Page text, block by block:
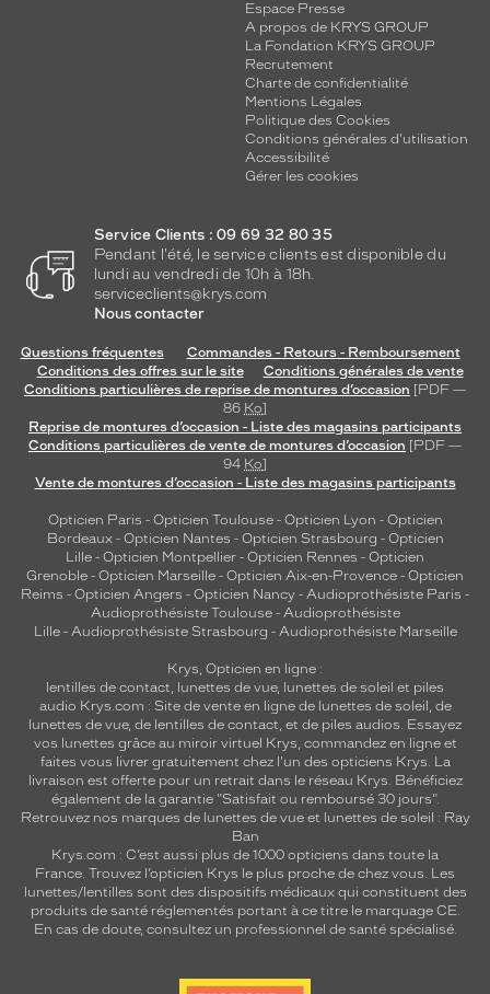
Espace Presse
A propos de KRYS GROUP
La Fondation KRYS GROUP
Recrutement
Charte de confidentialité
Mentions Légales
Politique des Cookies
Conditions générales d'utilisation
Accessibilité
Gérer les cookies
Service Clients : 09 69 32 80 35
Pendant l'été, le service clients est disponible du
lundi au vendredi de 10h à 18h.
serviceclients@krys.com
Nous contacter
Questions fréquentes
Commandes - Retours - Remboursement
Conditions des offres sur le site
Conditions générales de vente
Conditions particulières de reprise de montures d’occasion [PDF —
86 Ko]
Reprise de montures d’occasion - Liste des magasins participants
Conditions particulières de vente de montures d’occasion [PDF —
94 Ko]
Vente de montures d’occasion - Liste des magasins participants
Opticien Paris - Opticien Toulouse- Opticien Lyon - Opticien
Bordeaux- Opticien Nantes - Opticien Strasbourg - Opticien
Lille - Opticien Montpellier - Opticien Rennes - Opticien
Grenoble - Opticien Marseille - Opticien Aix-en-Provence - Opticien
Reims - Opticien Angers - Opticien Nancy - Audioprothésiste Paris -
Audioprothésiste Toulouse- Audioprothésiste
Lille- Audioprothésiste Strasbourg - Audioprothésiste Marseille
Krys, Opticien en ligne :
lentilles de contact, lunettes de vue, lunettes de soleil et piles
audio Krys.com : Site de vente en ligne de lunettes de soleil, de
lunettes de vue, de lentilles de contact, et de piles audios. Essayez
vos lunettes grâce au miroir virtuel Krys, commandez en ligne et
faites vous livrer gratuitement chez l'un des opticiens Krys. La
livraison est offerte pour un retrait dans le réseau Krys. Bénéficiez
également de la garantie "Satisfait ou remboursé 30 jours".
Retrouvez nos marques de lunettes de vue et lunettes de soleil : Ray
Ban
Krys.com : C’est aussi plus de 1000 opticiens dans toute la
France. Trouvez l’opticien Krys le plus proche de chez vous. Les
lunettes/lentilles sont des dispositifs médicaux qui constituent des
produits de santé réglementés portant à ce titre le marquage CE.
En cas de doute, consultez un professionnel de santé spécialisé.